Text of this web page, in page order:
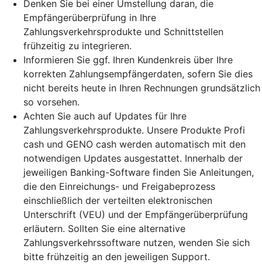
Denken Sie bei einer Umstellung daran, die
Empfängerüberprüfung in Ihre
Zahlungsverkehrsprodukte und Schnittstellen
frühzeitig zu integrieren.
Informieren Sie ggf. Ihren Kundenkreis über Ihre
korrekten Zahlungsempfängerdaten, sofern Sie dies
nicht bereits heute in Ihren Rechnungen grundsätzlich
so vorsehen.
Achten Sie auch auf Updates für Ihre
Zahlungsverkehrsprodukte. Unsere Produkte Profi
cash und GENO cash werden automatisch mit den
notwendigen Updates ausgestattet. Innerhalb der
jeweiligen Banking-Software finden Sie Anleitungen,
die den Einreichungs- und Freigabeprozess
einschließlich der verteilten elektronischen
Unterschrift (VEU) und der Empfängerüberprüfung
erläutern. Sollten Sie eine alternative
Zahlungsverkehrssoftware nutzen, wenden Sie sich
bitte frühzeitig an den jeweiligen Support.